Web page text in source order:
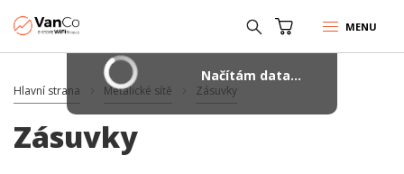
MENU
Hlavní strana Metalické sítě Zásuvky
Zásuvky
Načítám data...